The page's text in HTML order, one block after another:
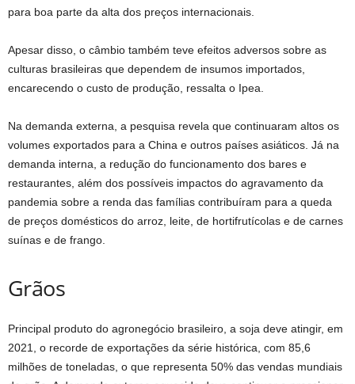
para boa parte da alta dos preços internacionais.
Apesar disso, o câmbio também teve efeitos adversos sobre as
culturas brasileiras que dependem de insumos importados,
encarecendo o custo de produção, ressalta o Ipea.
Na demanda externa, a pesquisa revela que continuaram altos os
volumes exportados para a China e outros países asiáticos. Já na
demanda interna, a redução do funcionamento dos bares e
restaurantes, além dos possíveis impactos do agravamento da
pandemia sobre a renda das famílias contribuíram para a queda
de preços domésticos do arroz, leite, de hortifrutícolas e de carnes
suínas e de frango.
Grãos
Principal produto do agronegócio brasileiro, a soja deve atingir, em
2021, o recorde de exportações da série histórica, com 85,6
milhões de toneladas, o que representa 50% das vendas mundiais